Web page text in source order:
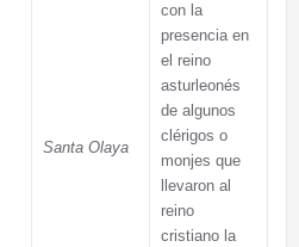
Santa Olaya
con la
presencia en
el reino
asturleonés
de algunos
clérigos o
monjes que
llevaron al
reino
cristiano la